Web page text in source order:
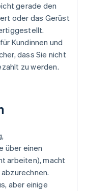
gerade den
oder das Gerüst
Kundinnen und
dass Sie nicht
zu werden.
über einen
arbeiten), macht
aber einige